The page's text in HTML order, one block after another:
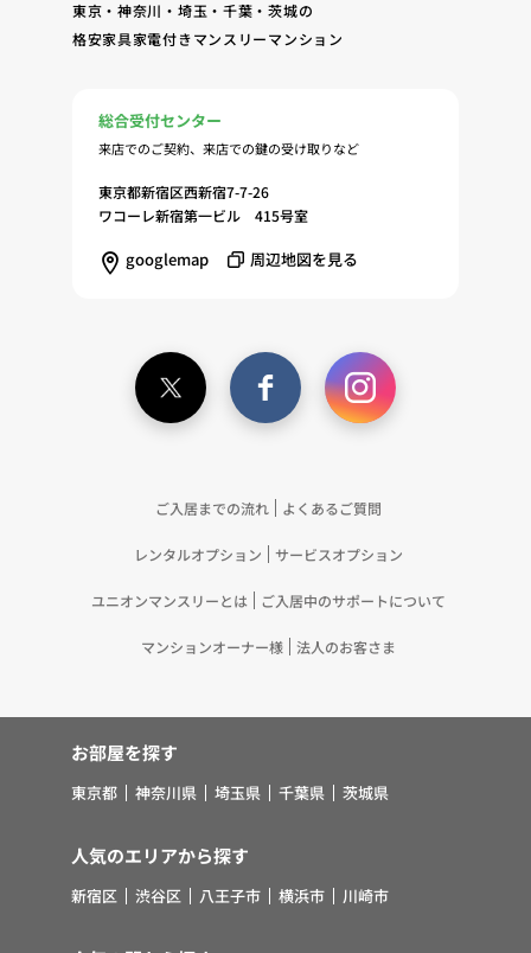
東京・神奈川・埼玉・千葉・茨城の
格安家具家電付きマンスリーマンション
総合受付センター
来店でのご契約、来店での鍵の受け取りなど
東京都新宿区西新宿7-7-26
ワコーレ新宿第一ビル 415号室
googlemap 周辺地図を見る
ご入居までの流れ よくあるご質問
レンタルオプション サービスオプション
ユニオンマンスリーとは ご入居中のサポートについて
マンションオーナー様 法人のお客さま
お部屋を探す
東京都 神奈川県 埼玉県 千葉県 茨城県
人気のエリアから探す
新宿区 渋谷区 八王子市 横浜市 川崎市